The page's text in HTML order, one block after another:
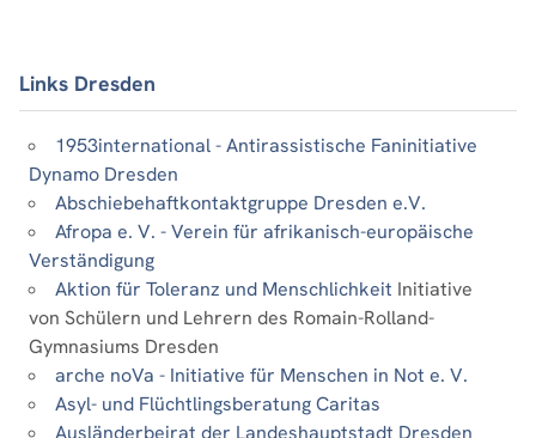
Links Dresden
1953international - Antirassistische Faninitiative
Dynamo Dresden
Abschiebehaftkontaktgruppe Dresden e.V.
Afropa e. V. - Verein für afrikanisch-europäische
Verständigung
Aktion für Toleranz und Menschlichkeit Initiative
von Schülern und Lehrern des Romain-Rolland-
Gymnasiums Dresden
arche noVa - Initiative für Menschen in Not e. V.
Asyl- und Flüchtlingsberatung Caritas
Ausländerbeirat der Landeshauptstadt Dresden